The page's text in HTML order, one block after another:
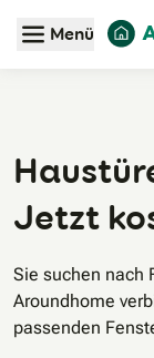
Menü
Jetzt
Sie suchen nach
Aroundhome
passenden